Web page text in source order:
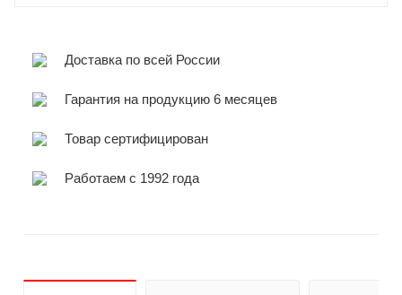
Доставка по всей России
Гарантия на продукцию 6 месяцев
Товар сертифицирован
Работаем с 1992 года